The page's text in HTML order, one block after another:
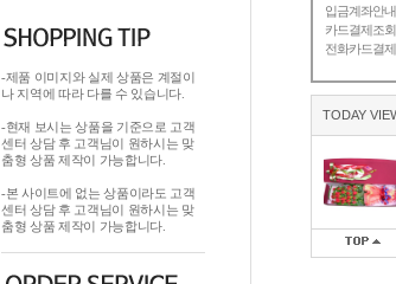
입금계좌안내
카드결제조회
전화카드결제
TODAY
-제품 이미지와 실제 상품은 계절이
나 지역에 따라 다를 수 있습니다.
-현재 보시는 상품을 기준으로 고객
센터 상담 후 고객님이 원하시는 맞
춤형 상품 제작이 가능합니다.
-본 사이트에 없는 상품이라도 고객
센터 상담 후 고객님이 원하시는 맞
춤형 상품 제작이 가능합니다.